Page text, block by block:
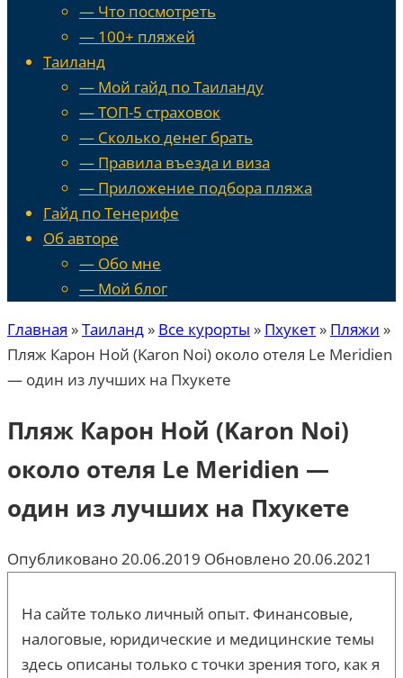
— Что посмотреть
— 100+ пляжей
Таиланд
— Мой гайд по Таиланду
— ТОП-5 страховок
— Сколько денег брать
— Правила въезда и виза
— Приложение подбора пляжа
Гайд по Тенерифе
Об авторе
— Обо мне
— Мой блог
Главная »Таиланд» Все курорты » Пхукет» Пляжи »
Пляж Карон Ной (Karon Noi) около отеля Le Meridien
— один из лучших на Пхукете
Пляж Карон Ной (Karon Noi)
около отеля Le Meridien —
один из лучших на Пхукете
Опубликовано20.06.2019 Обновлено20.06.2021
На сайте только личный опыт. Финансовые,
налоговые, юридические и медицинские темы
здесь описаны только с точки зрения того, как я